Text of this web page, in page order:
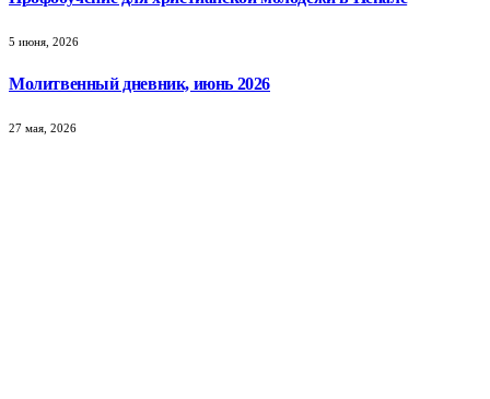
5 июня, 2026
Молитвенный дневник, июнь 2026
27 мая, 2026